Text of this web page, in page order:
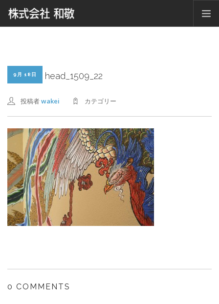
会社概要
仕事内容紹介
お問い合わせ
SEARCH SITE
9月 18日 head_1509_22
投稿者wakei カテゴリー
0 COMMENTS